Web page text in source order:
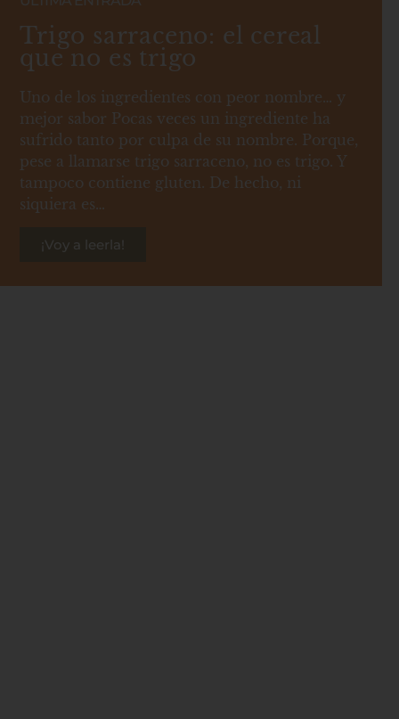
Trigo sarraceno: el cereal
que no es trigo
Uno de los ingredientes con peor nombre… y
mejor sabor Pocas veces un ingrediente ha
sufrido tanto por culpa de su nombre. Porque,
pese a llamarse trigo sarraceno, no es trigo. Y
tampoco contiene gluten. De hecho, ni
siquiera es…
¡Voy a leerla!